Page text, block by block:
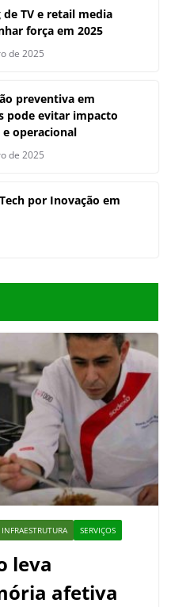
TV e retail media
força em 2025
de 2025
preventiva em
pode evitar impacto
operacional
de 2025
por Inovação em
INFRAESTRUTURA SERVIÇOS
leva
afetiva